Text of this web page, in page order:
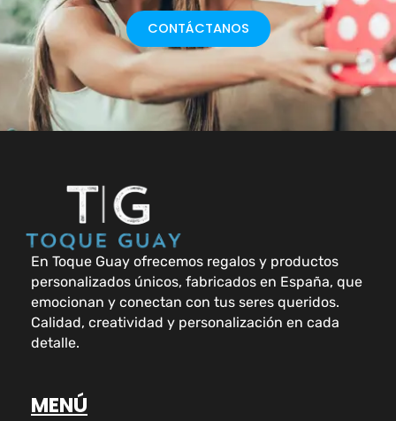
CONTÁCTANOS
En Toque Guay ofrecemos regalos y productos
personalizados únicos, fabricados en España, que
emocionan y conectan con tus seres queridos.
Calidad, creatividad y personalización en cada
detalle.
MENÚ